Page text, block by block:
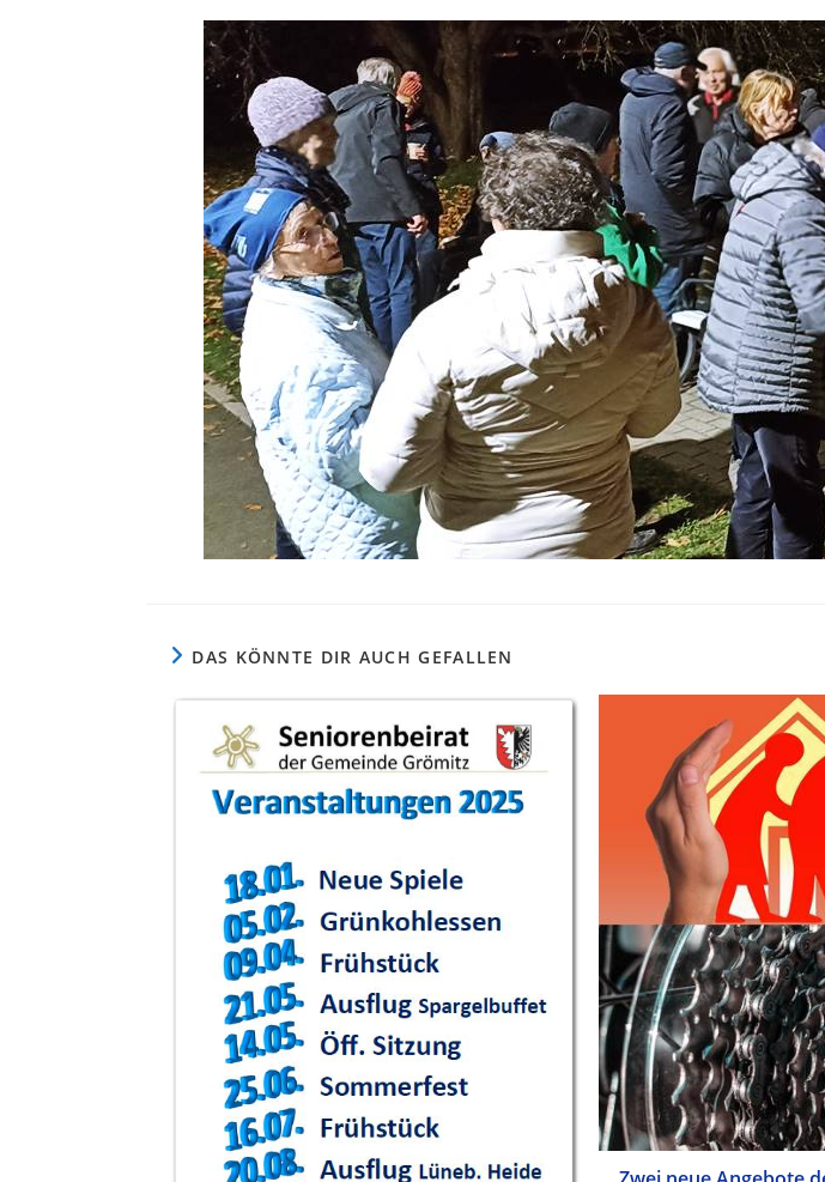
DAS KÖNNTE DIR AUCH GEFALLEN